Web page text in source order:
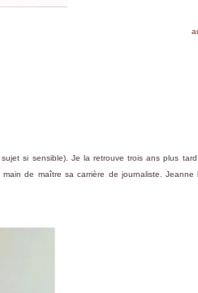
si sensible). Je la retrouve trois ans plus
de maître sa carrière de journaliste. Jeanne